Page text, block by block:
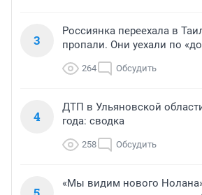
3
Россиянка переехала в
пропали. Они уехали по
264 Обсудить
4
ДТП в Ульяновской
года: сводка
258 Обсудить
«Мы видим нового